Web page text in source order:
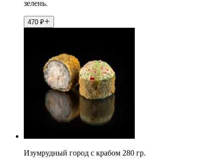
зелень.
470 ₽
Изумрудный город с крабом 280 гр.